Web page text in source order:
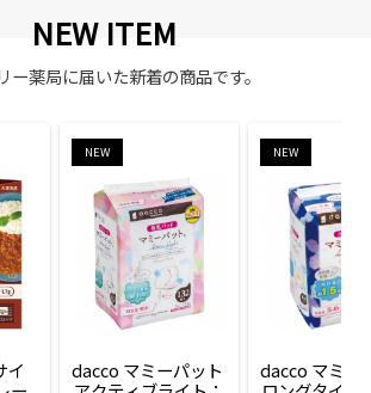
NEW ITEM
ー薬局に届いた新着の商品です。
イ
NEW
dacco マミーパット
NEW
dacco マミー